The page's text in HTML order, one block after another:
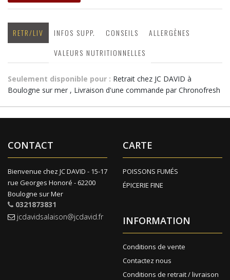
RETR/LIV INFOS SUPP. CONSEILS
ALLERGÈNES
VALEURS NUTRITIONNELLES
Seulement disponible pour : Retrait chez JC DAVID à
Boulogne sur mer , Livraison d'une commande par Chronofresh
CONTACT
Bienvenue chez JC DAVID - 15-17
rue Georges Honoré - 62200
Boulogne sur Mer
0321873831
jcdavidsalaison@jcdavid.fr
CARTE
POISSONS FUMÉS
ÉPICERIE FINE
INFORMATION
Conditions de vente
Contactez nous
Conditions de retrait / livraison